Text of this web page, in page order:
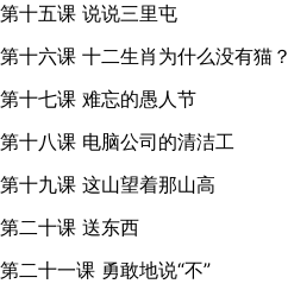
第十五课 说说三里屯
第十六课 十二生肖为什么没有猫？
第十七课 难忘的愚人节
第十八课 电脑公司的清洁工
第十九课 这山望着那山高
第二十课 送东西
第二十一课 勇敢地说“不”